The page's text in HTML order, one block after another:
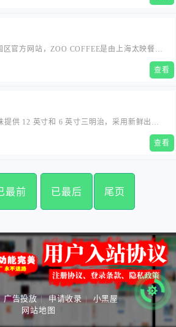
区官方网站，ZOO COFFEE是由上海太映餐饮
理。...
查看
提供 12 英寸和 6 英寸三明治，采用新鲜出炉
奶酪、蔬菜和配料，并当面按顾客要求制
味卷、熟食和沙拉、薯片、新鲜烤焙的甜饼和查看
最前 已最后 尾页
广告投放 | 申请收录 | 小黑屋
网站地图